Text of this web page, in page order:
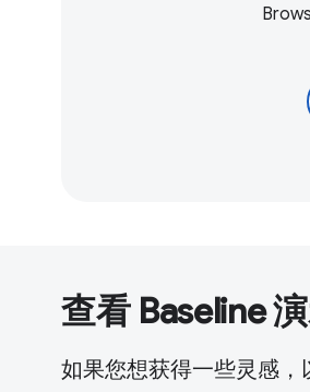
查看 Baseline
如果您想获得一些灵感